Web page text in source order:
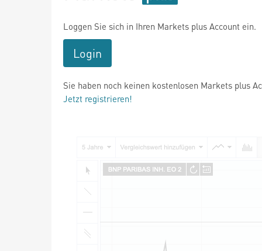
Loggen Sie sich in Ihren Markets plus Account ein.
Login
Sie haben noch keinen kostenlosen Markets plus
Jetzt registrieren!